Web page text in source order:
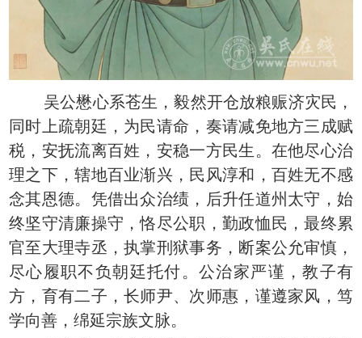
吴公懋心系苍生，毅然开仓放粮赈济灾民，
同时上疏朝廷，为民请命，奏请减免地方三成赋
税，安抚流离百姓，安稳一方民生。在他尽心治
理之下，辖地百业渐兴，民风淳和，百姓无不感
念其恩德。凭借出众治绩，后升任道州太守，始
终坚守清廉操守，恪尽公职，勤政恤民，最终累
官至大理寺丞，执掌刑狱事务，断案公允审慎，
尽心履职不负朝廷托付。公治家严谨，教子有
方，育有二子，长师尹、次师惠，谨遵家风，笃
学向善，绵延宗族文脉。